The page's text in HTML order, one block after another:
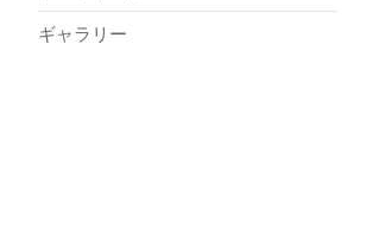
ギャラリー